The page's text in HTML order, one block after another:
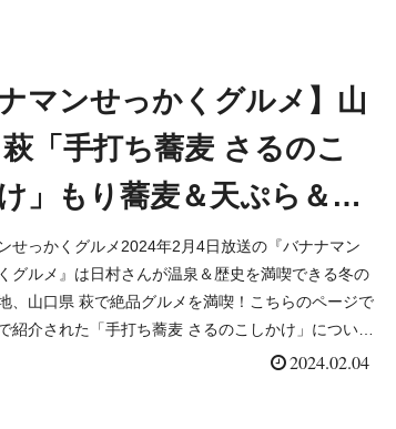
マンせっかくグルメ】山
萩「手打ち蕎麦 さるのこ
」もり蕎麦＆天ぷら＆に
し（2024/2/4）
せっかくグルメ2024年2月4日放送の『バナナマン
グルメ』は日村さんが温泉＆歴史を満喫できる冬の
、山口県 萩で絶品グルメを満喫！こちらのページで
紹介された「手打ち蕎麦 さるのこしかけ」について
2024.02.04